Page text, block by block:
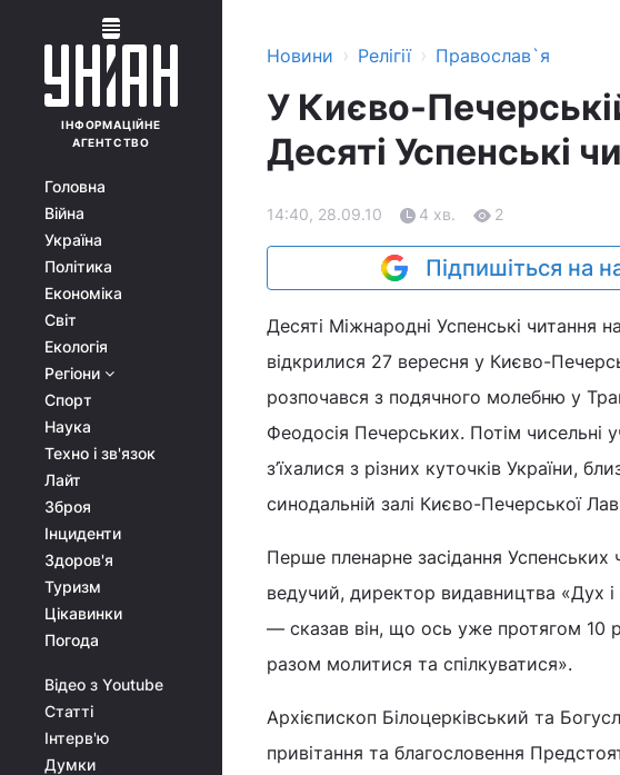
ІНФОРМАЦІЙНЕ
АГЕНТСТВО
Головна
Війна
Україна
Політика
Економіка
Світ
Екологія
Регіони
Спорт
Наука
Техно і зв'язок
Лайт
Зброя
Інциденти
Здоров'я
Туризм
Цікавинки
Погода
Відео з Youtube
Статті
Інтерв'ю
Думки
Новини › Релігії › Православ`я
У Києво-
Десяті Успенські
14:40, 28.09.10 4 хв. 2
Підпишіться на
Десяті Міжнародні Успенські читання
відкрилися 27 вересня у Києво-
розпочався з подячного молебню у
Феодосія Печерських. Потім чисельні
з’їхалися з різних куточків України,
синодальній залі Києво-Печерської
Перше пленарне засідання Успенських
ведучий, директор видавництва «Дух і
― сказав він, що ось уже протягом 10
разом молитися та спілкуватися».
Архієпископ Білоцерківський та
привітання та благословення